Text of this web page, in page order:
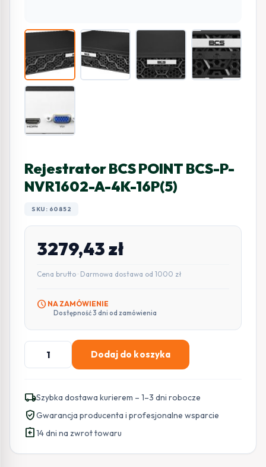
Rejestrator BCS POINT BCS-P-
NVR1602-A-4K-16P(5)
SKU: 60852
3279,43zł
Cena brutto · Darmowa dostawa od 1000 zł
schedule NA ZAMÓWIENIE
Dostępność 3 dni od zamówienia
ilość
Rejestrator
POINT
BCS-
P-
NVR1602-
Dodaj do koszyka
local_shippingSzybka dostawa kurierem – 1–3 dni robocze
verified_userGwarancja producenta i profesjonalne wsparcie
assignment_return14 dni na zwrot towaru